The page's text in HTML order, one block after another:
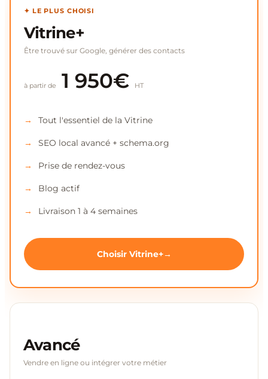
✦ LE PLUS CHOISI
Vitrine+
Être trouvé sur Google, générer des contacts
à partir de 1 950€ HT
Tout l'essentiel de la Vitrine
SEO local avancé + schema.org
Prise de rendez-vous
Blog actif
Livraison 1 à 4 semaines
Choisir Vitrine+
Avancé
Vendre en ligne ou intégrer votre métier